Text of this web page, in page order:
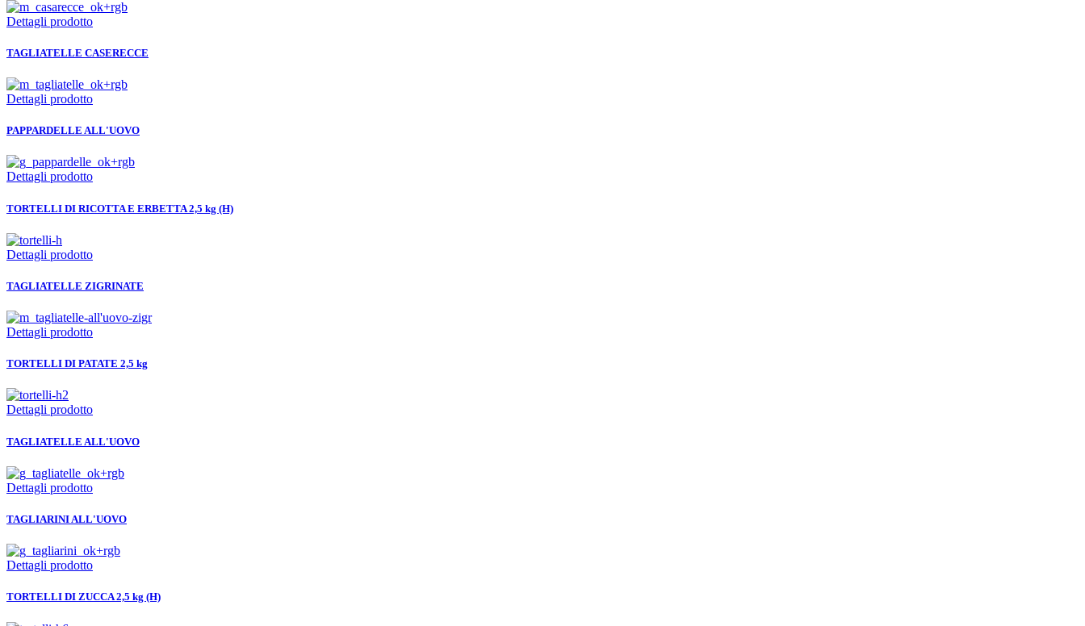
Dettagli prodotto
TAGLIATELLE CASERECCE
Dettagli prodotto
PAPPARDELLE ALL'UOVO
Dettagli prodotto
TORTELLI DI RICOTTA E ERBETTA 2,5 kg (H)
Dettagli prodotto
TAGLIATELLE ZIGRINATE
Dettagli prodotto
TORTELLI DI PATATE 2,5 kg
Dettagli prodotto
TAGLIATELLE ALL'UOVO
Dettagli prodotto
TAGLIARINI ALL'UOVO
Dettagli prodotto
TORTELLI DI ZUCCA 2,5 kg (H)